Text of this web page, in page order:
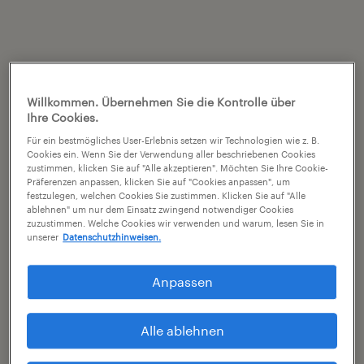
Willkommen. Übernehmen Sie die Kontrolle über
Ihre Cookies.
Für ein bestmögliches User-Erlebnis setzen wir Technologien wie z. B.
Cookies ein. Wenn Sie der Verwendung aller beschriebenen Cookies
zustimmen, klicken Sie auf "Alle akzeptieren". Möchten Sie Ihre Cookie-
Präferenzen anpassen, klicken Sie auf "Cookies anpassen", um
festzulegen, welchen Cookies Sie zustimmen. Klicken Sie auf "Alle
ablehnen" um nur dem Einsatz zwingend notwendiger Cookies
zuzustimmen. Welche Cookies wir verwenden und warum, lesen Sie in
unserer Datenschutzhinweisen.
Anpassen
Alle ablehnen